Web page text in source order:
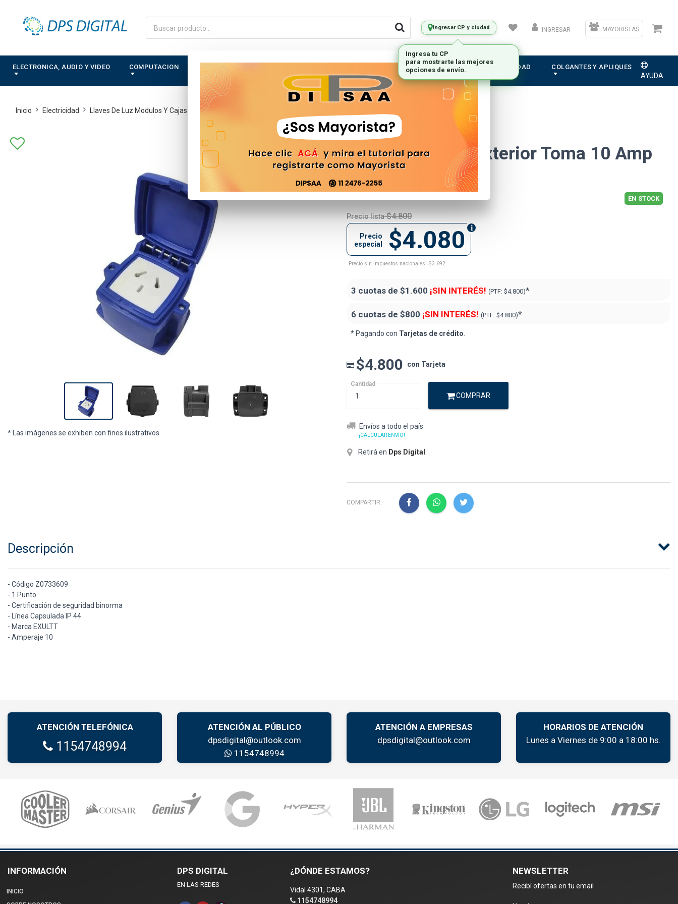
Ingresar CP y ciudad INGRESAR MAYORISTAS
ELECTRONICA, AUDIO Y VIDEO COMPUTACION CONTROLES REMOTOS
ELECTRODOMESTICOS
ILUMINACION ELECTRICIDAD COLGANTES Y APLIQUES
AYUDA
Inicio Electricidad Llaves De Luz Modulos Y Cajas Exteriores_2
* Las imágenes se exhiben con fines ilustrativos.
Caja Capsulada Exterior Toma 10 Amp
Binorma Exulta
EN STOCK
Precio lista $4.800
$4.080
Precio
especial
Precio sin impuestos nacionales: $3.692
3 cuotas de $1.600 ¡SIN INTERÉS! (PTF: $4.800)*
6 cuotas de $800 ¡SIN INTERÉS! (PTF: $4.800)*
* Pagando con Tarjetas de crédito
$4.800 con Tarjeta
Cantidad
COMPRAR
Envíos a todo el país
¡CALCULAR ENVÍO!
Retirá en Dps Digital
COMPARTIR:
Descripción
- Código Z0733609
- 1 Punto
- Certificación de seguridad binorma
- Línea Capsulada IP 44
- Marca EXULTT
- Amperaje 10
ATENCIÓN TELEFÓNICA
1154748994
ATENCIÓN AL PÚBLICO
dpsdigital@outlook.com
1154748994
ATENCIÓN A EMPRESAS
dpsdigital@outlook.com
HORARIOS DE ATENCIÓN
Lunes a Viernes de 9:00 a 18:00 hs.
INFORMACIÓN
INICIO
DPS DIGITAL
EN LAS REDES
¿DÓNDE ESTAMOS?
Vidal 4301, CABA
1154748994
NEWSLETTER
Recibí ofertas en tu email
Ingresa tu CP
para mostrarte las mejores
opciones de envío.